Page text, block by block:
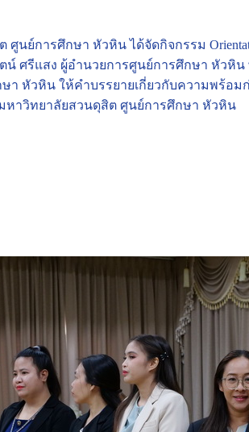
นย์การศึกษา หัวหิน ได้จัดกิจกรรม
น์ ศรีแสง ผู้อำนวยการศูนย์การศึกษา หัว
า หัวหิน ให้คำบรรยายเกี่ยวกับความพร้อม
าวิทยาลัยสวนดุสิต ศูนย์การศึกษา หัวหิน